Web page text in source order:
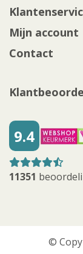
Mijn account
Contact
9.4
11351
©